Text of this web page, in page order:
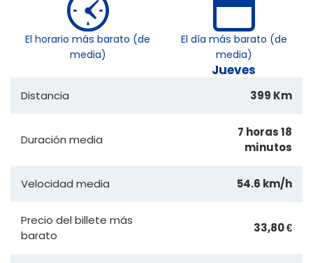
El horario más barato (de
media)
El día más barato (de
media)
Jueves
Distancia 399 Km
Duración media
7 horas 18
minutos
Velocidad media 54.6 km/h
Precio del billete más
barato
33,80 €